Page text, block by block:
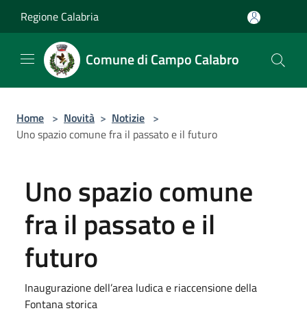
Regione Calabria
Comune di Campo Calabro
Home > Novità > Notizie >
Uno spazio comune fra il passato e il futuro
Uno spazio comune
fra il passato e il
futuro
Inaugurazione dell’area ludica e riaccensione della
Fontana storica